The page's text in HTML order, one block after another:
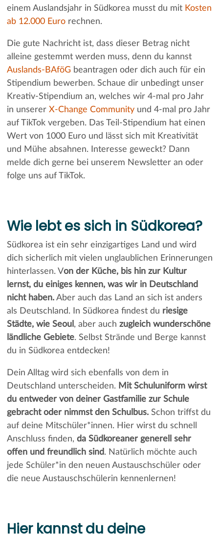
einem Auslandsjahr in Südkorea musst du mit Kosten
ab 12.000 Eurorechnen.
Die gute Nachricht ist, dass dieser Betrag nicht
alleine gestemmt werden muss, denn du kannst
Auslands-BAföGbeantragen oder dich auch für ein
Stipendium bewerben. Schaue dir unbedingt unser
Kreativ-Stipendium an, welches wir 4-mal pro Jahr
in unserer X-Change Communityund 4-mal pro Jahr
auf TikTok vergeben. Das Teil-Stipendium hat einen
Wert von 1000 Euro und lässt sich mit Kreativität
und Mühe absahnen. Interesse geweckt? Dann
melde dich gerne bei unserem Newsletter an oder
folge uns auf TikTok.
Wie lebt es sich in Südkorea?
Südkorea ist ein sehr einzigartiges Land und wird
dich sicherlich mit vielen unglaublichen Erinnerungen
hinterlassen. Von der Küche, bis hin zur Kultur
lernst, du einiges kennen, was wir in Deutschland
nicht haben.Aber auch das Land an sich ist anders
als Deutschland. In Südkorea findest du riesige
Städte, wie Seoul , aber auch zugleich wunderschöne
ländliche Gebiete. Selbst Strände und Berge kannst
du in Südkorea entdecken!
Dein Alltag wird sich ebenfalls von dem in
Deutschland unterscheiden. Mit Schuluniform wirst
du entweder von deiner Gastfamilie zur Schule
gebracht oder nimmst den Schulbus.Schon triffst du
auf deine Mitschüler*innen. Hier wirst du schnell
Anschluss finden, da Südkoreaner generell sehr
offen und freundlich sind. Natürlich möchte auch
jede Schüler*in den neuen Austauschschüler oder
die neue Austauschschülerin kennenlernen!
Hier kannst du deine